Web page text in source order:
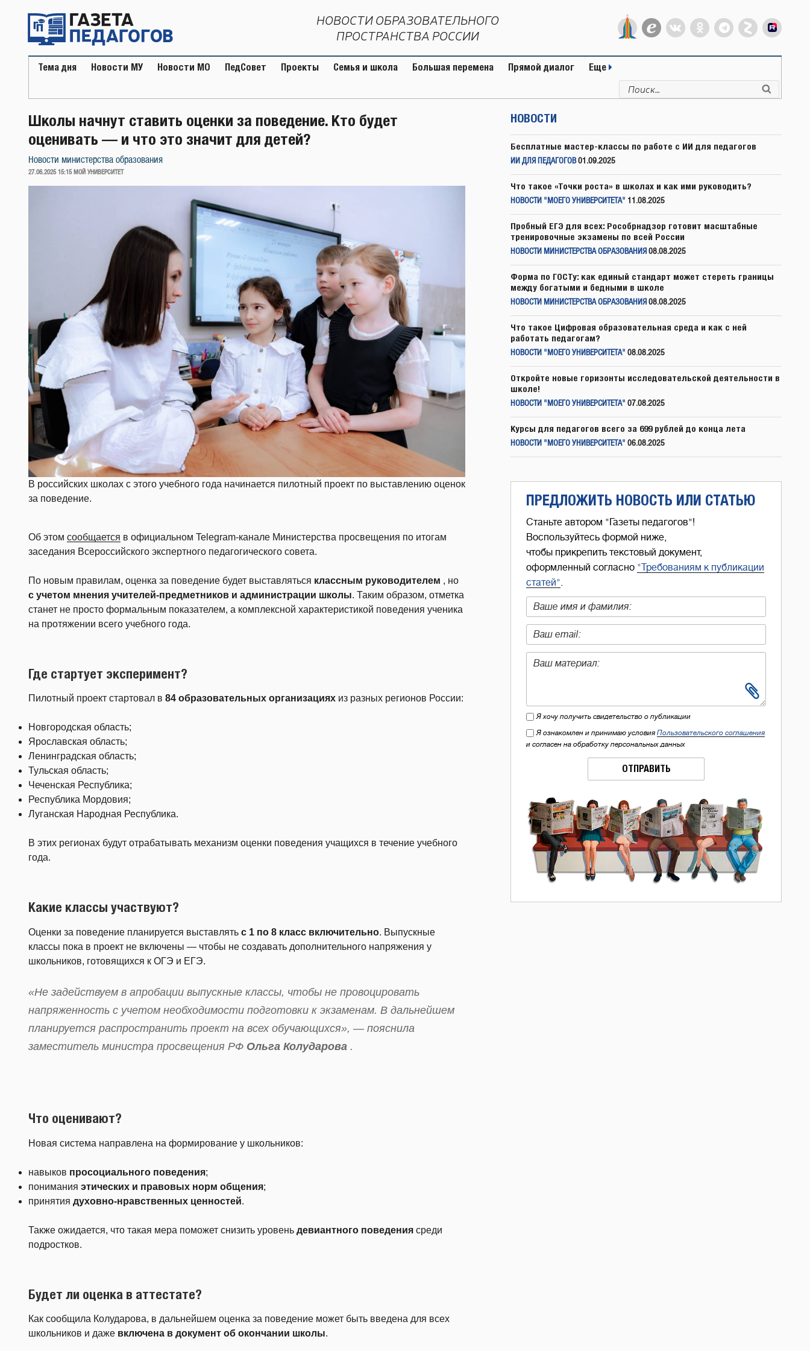
содержимому
НОВОСТИ ОБРАЗОВАТЕЛЬНОГО
ПРОСТРАНСТВА РОССИИ
Тема дня Новости МУ Новости МО ПедСовет Проекты Семья и школа Большая перемена Прямой диалог Еще
Искать:
Школы начнут ставить оценки за поведение. Кто будет
оценивать — и что это значит для детей?
Новости министерства образования
ОПУБЛИКОВАНО
27.06.2025 15:15 МОЙ УНИВЕРСИТЕТ
В российских школах с этого учебного года начинается пилотный проект по выставлению оценок
за поведение.
Об этом сообщается в официальном Telegram-канале Министерства просвещения по итогам
заседания Всероссийского экспертного педагогического совета.
По новым правилам, оценка за поведение будет выставляться классным руководителем , но
с учетом мнения учителей-предметников и администрации школы. Таким образом, отметка
станет не просто формальным показателем, а комплексной характеристикой поведения ученика
на протяжении всего учебного года.
Где стартует эксперимент?
Пилотный проект стартовал в 84 образовательных организациях из разных регионов России:
Новгородская область;
Ярославская область;
Ленинградская область;
Тульская область;
Чеченская Республика;
Республика Мордовия;
Луганская Народная Республика.
В этих регионах будут отрабатывать механизм оценки поведения учащихся в течение учебного
года.
Какие классы участвуют?
Оценки за поведение планируется выставлять с 1 по 8 класс включительно. Выпускные
классы пока в проект не включены — чтобы не создавать дополнительного напряжения у
школьников, готовящихся к ОГЭ и ЕГЭ.
«Не задействуем в апробации выпускные классы, чтобы не провоцировать
напряженность с учетом необходимости подготовки к экзаменам. В дальнейшем
планируется распространить проект на всех обучающихся», — пояснила
заместитель министра просвещения РФ Ольга Колударова .
Что оценивают?
Новая система направлена на формирование у школьников:
навыков просоциального поведения;
понимания этических и правовых норм общения;
принятия духовно-нравственных ценностей.
Также ожидается, что такая мера поможет снизить уровень девиантного поведения среди
подростков.
Будет ли оценка в аттестате?
Как сообщила Колударова, в дальнейшем оценка за поведение может быть введена для всех
школьников и даже включена в документ об окончании школы.
НОВОСТИ
Бесплатные мастер-классы по работе с ИИ для педагогов
ИИ ДЛЯ ПЕДАГОГОВ 01.09.2025
Что такое «Точки роста» в школах и как ими руководить?
НОВОСТИ "МОЕГО УНИВЕРСИТЕТА" 11.08.2025
Пробный ЕГЭ для всех: Рособрнадзор готовит масштабные
тренировочные экзамены по всей России
НОВОСТИ МИНИСТЕРСТВА ОБРАЗОВАНИЯ 08.08.2025
Форма по ГОСТу: как единый стандарт может стереть границы
между богатыми и бедными в школе
НОВОСТИ МИНИСТЕРСТВА ОБРАЗОВАНИЯ 08.08.2025
Что такое Цифровая образовательная среда и как с ней
работать педагогам?
НОВОСТИ "МОЕГО УНИВЕРСИТЕТА" 08.08.2025
Откройте новые горизонты исследовательской деятельности в
школе!
НОВОСТИ "МОЕГО УНИВЕРСИТЕТА" 07.08.2025
Курсы для педагогов всего за 699 рублей до конца лета
НОВОСТИ "МОЕГО УНИВЕРСИТЕТА" 06.08.2025
ПРЕДЛОЖИТЬ НОВОСТЬ ИЛИ СТАТЬЮ
Станьте автором "Газеты педагогов"!
Воспользуйтесь формой ниже,
чтобы прикрепить текстовый документ,
оформленный согласно "Требованиям к публикации
статей".
Я хочу получить свидетельство о публикации
Я ознакомлен и принимаю условия Пользовательского соглашения
и согласен на обработку персональных данных
ОТПРАВИТЬ